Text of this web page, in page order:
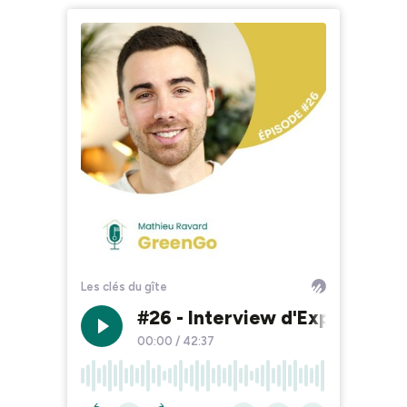
Les clés du gîte
#26 - Interview d'Expert
00:00 / 42:37